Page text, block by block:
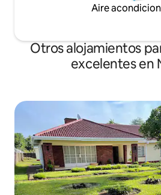
Aire
Otros alojamientos
excelentes en